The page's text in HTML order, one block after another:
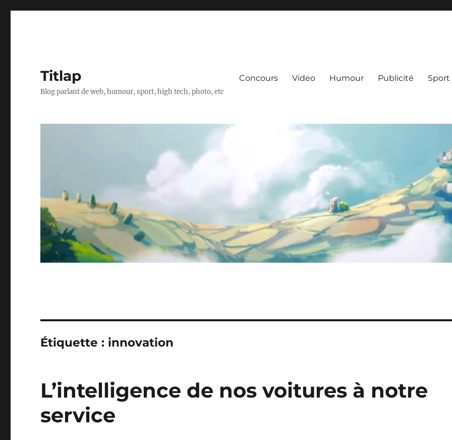
Titlap
Blog parlant de web, humour, sport, high tech, photo, etc
Concours Video Humour Publicité Sport
Étiquette : innovation
L’intelligence de nos voitures à notre
service